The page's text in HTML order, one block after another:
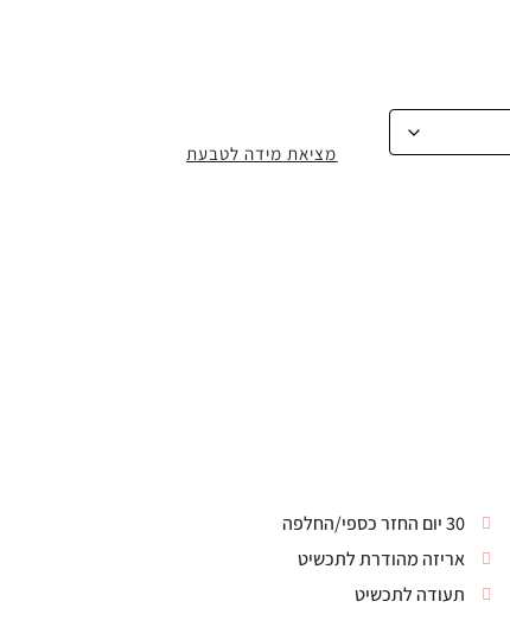
מציאת מידה לטבעת
30 יום החזר כספי/החלפה
אריזה מהודרת לתכשיט
תעודה לתכשיט